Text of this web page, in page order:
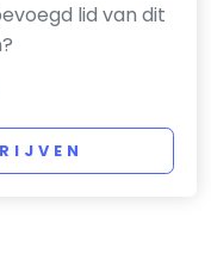
lid van dit